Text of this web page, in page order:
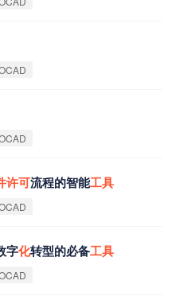
许可流程的智能工具
字化转型的必备工具